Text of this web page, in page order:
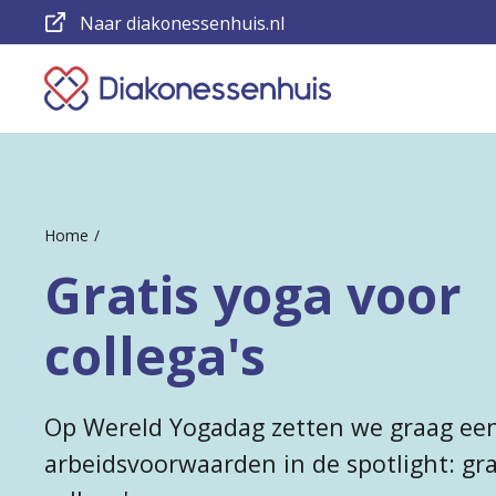
Keer
terug
homepage
Naar diakonessenhuis.nl
Home
Gratis yoga voor
collega's
Op Wereld Yogadag zetten we graag
arbeidsvoorwaarden in de spotlight: